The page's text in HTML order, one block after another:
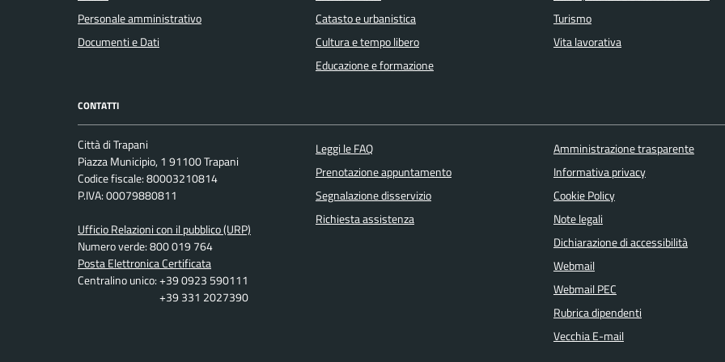
Personale amministrativo
Documenti e Dati
Catasto e urbanistica
Cultura e tempo libero
Educazione e formazione
Turismo
Vita lavorativa
CONTATTI
Città di Trapani
Piazza Municipio, 1 91100 Trapani
Codice fiscale: 80003210814
P.IVA: 00079880811
Ufficio Relazioni con il pubblico (URP)
Numero verde: 800 019 764
Posta Elettronica Certificata
Centralino unico: +39 0923 590111
+39 331 2027390
Leggi le FAQ
Prenotazione appuntamento
Segnalazione disservizio
Richiesta assistenza
Amministrazione trasparente
Informativa privacy
Cookie Policy
Note legali
Dichiarazione di accessibilità
Webmail
Webmail PEC
Rubrica dipendenti
Vecchia E-mail